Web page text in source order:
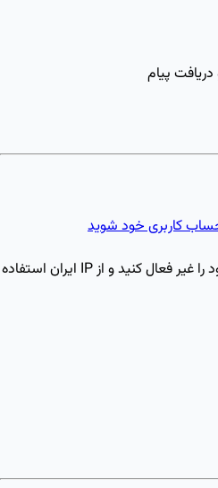
دریافت پیام
کاربری خود شوید
برای بارگزاری ویدیو‌ها ***شکن خود را غیر فعال کنید و از IP ایران استفاده